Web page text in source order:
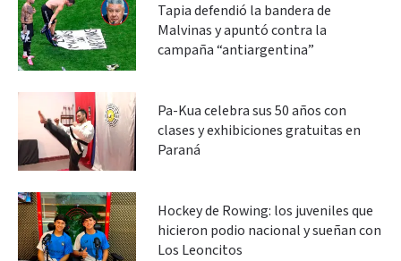
Tapia defendió la bandera de
Malvinas y apuntó contra la
campaña “antiargentina”
Pa-Kua celebra sus 50 años con
clases y exhibiciones gratuitas en
Paraná
Hockey de Rowing: los juveniles que
hicieron podio nacional y sueñan con
Los Leoncitos